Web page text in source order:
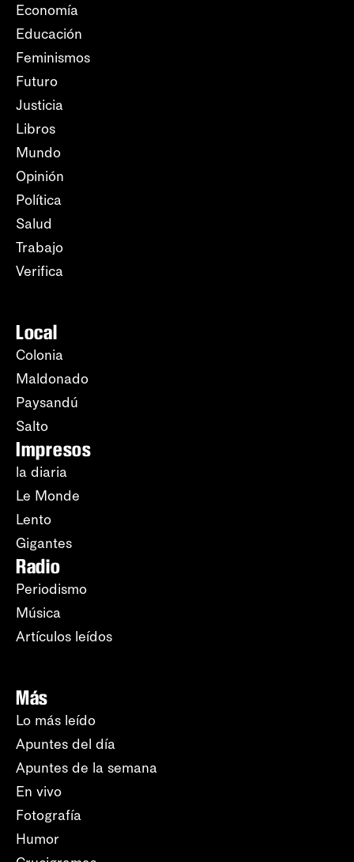
Economía
Educación
Feminismos
Futuro
Justicia
Libros
Mundo
Opinión
Política
Salud
Trabajo
Verifica
Local
Colonia
Maldonado
Paysandú
Salto
Impresos
la diaria
Le Monde
Lento
Gigantes
Radio
Periodismo
Música
Artículos leídos
Más
Lo más leído
Apuntes del día
Apuntes de la semana
En vivo
Fotografía
Humor